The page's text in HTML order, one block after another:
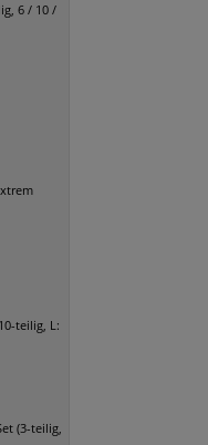
6 / 10 /
teilig, L:
(3-teilig,